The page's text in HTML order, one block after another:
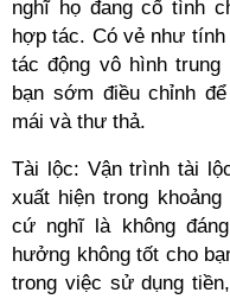
nghĩ họ đang cố tình
hợp tác. Có vẻ như
tác động vô hình trung
bạn sớm điều chỉnh
mái và thư thả.
Tài lộc: Vận trình tài
xuất hiện trong
cứ nghĩ là không
hưởng không tốt cho
trong việc sử dụng